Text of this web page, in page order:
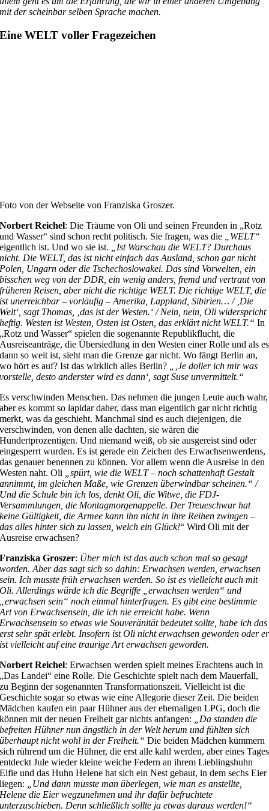
mit der scheinbar selben Sprache machen.
Eine WELT voller Fragezeichen
Foto von der Webseite von Franziska Groszer.
Norbert Reichel: Die Träume von Oli und seinen Freunden in „Rotz
und Wasser“ sind schon recht politisch. Sie fragen, was die
„WELT“
eigentlich ist. Und wo sie ist.
„Ist Warschau die WELT? Durchaus
nicht. Die WELT, das ist nicht einfach das Ausland, schon gar nicht
Polen, Ungarn oder die Tschechoslowakei. Das sind Vorwelten, ein
bisschen weg von der DDR, ein wenig anders, fremd und vertraut von
früheren Reisen, aber nicht die richtige WELT. Die richtige WELT, die
ist unerreichbar – vorläufig – Amerika, Lappland, Sibirien… / ‚Die
Welt‘, sagt Thomas, ‚das ist der Westen.‘ / Nein, nein, Oli widerspricht
heftig. Westen ist Westen, Osten ist Osten, das erklärt nicht WELT.“ In
„Rotz und Wasser“ spielen die sogenannte Republikflucht, die
Ausreiseanträge, die Übersiedlung in den Westen einer Rolle und als es
dann so weit ist, sieht man die Grenze gar nicht. Wo fängt Berlin an,
wo hört es auf? Ist das wirklich alles Berlin?
„‚Je doller ich mir was
vorstelle, desto anderster wird es dann‘, sagt Suse unvermittelt.“
Es verschwinden Menschen. Das nehmen die jungen Leute auch wahr,
aber es kommt so lapidar daher, dass man eigentlich gar nicht richtig
merkt, was da geschieht. Manchmal sind es auch diejenigen, die
verschwinden, von denen alle dachten, sie wären die
Hundertprozentigen. Und niemand weiß, ob sie ausgereist sind oder
eingesperrt wurden. Es ist gerade ein Zeichen des Erwachsenwerdens,
das genauer benennen zu können. Vor allem wenn die Ausreise in den
Westen naht. Oli
„spürt, wie die WELT – noch schattenhaft Gestalt
annimmt, im gleichen Maße, wie Grenzen überwindbar scheinen.“ /
Und die Schule bin ich los, denkt Oli, die Witwe, die FDJ-
Versammlungen, die Montagmorgenappelle. Der Treueschwur hat
keine Gültigkeit, die Armee kann ihn nicht in ihre Reihen zwingen –
das alles hinter sich zu lassen, welch ein Glück!“ Wird Oli mit der
Ausreise erwachsen?
Franziska Groszer: Über mich ist das auch schon mal so gesagt
worden. Aber das sagt sich so dahin: Erwachsen werden, erwachsen
sein. Ich musste früh erwachsen werden. So ist es vielleicht auch mit
Oli. Allerdings würde ich die Begriffe „erwachsen werden“ und
„erwachsen sein“ noch einmal hinterfragen. Es gibt eine bestimmte
Art von Erwachsensein, die ich nie erreicht habe. Wenn
Erwachsensein so etwas wie Souveränität bedeutet sollte, habe ich das
erst sehr spät erlebt. Insofern ist Oli nicht erwachsen geworden oder er
ist vielleicht auf eine traurige Art erwachsen geworden.
Norbert Reichel: Erwachsen werden spielt meines Erachtens auch in
„Das Landei“ eine Rolle. Die Geschichte spielt nach dem Mauerfall,
zu Beginn der sogenannten Transformationszeit. Vielleicht ist die
Geschichte sogar so etwas wie eine Allegorie dieser Zeit. Die beiden
Mädchen kaufen ein paar Hühner aus der ehemaligen LPG, doch die
können mit der neuen Freiheit gar nichts anfangen:
„Da standen die
befreiten Hühner nun ängstlich in der Welt herum und fühlten sich
überhaupt nicht wohl in der Freiheit.“Die beiden Mädchen kümmern
sich rührend um die Hühner, die erst alle kahl werden, aber eines Tages
entdeckt Jule wieder kleine weiche Federn an ihrem Lieblingshuhn
Elfie und das Huhn Helene hat sich ein Nest gebaut, in dem sechs Eier
liegen:
„Und dann musste man überlegen, wie man es anstellte,
Helene die Eier wegzunehmen und ihr dafür befruchtete
unterzuschieben. Denn schließlich sollte ja etwas daraus werden!“